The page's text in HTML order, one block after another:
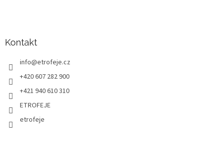
Kontakt
info@etrofeje.cz
+420 607 282 900
+421 940 610 310
ETROFEJE
etrofeje